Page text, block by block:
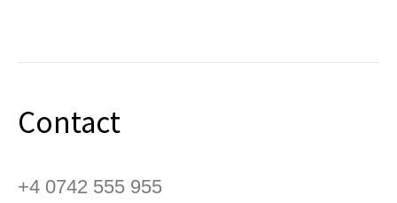
Contact
+4 0742 555 955